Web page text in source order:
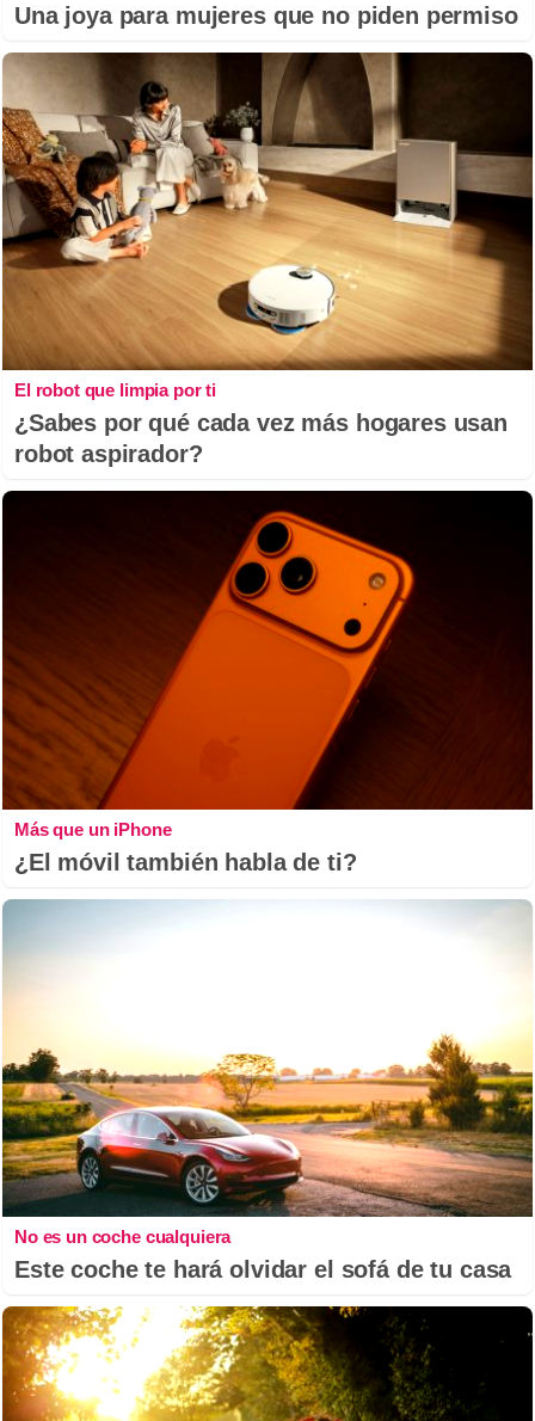
Una joya para mujeres que no piden permiso
El robot que limpia por ti
¿Sabes por qué cada vez más hogares usan
robot aspirador?
Más que un iPhone
¿El móvil también habla de ti?
No es un coche cualquiera
Este coche te hará olvidar el sofá de tu casa